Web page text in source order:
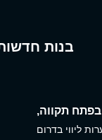
בנות
תקווה,
ליווי בדרום